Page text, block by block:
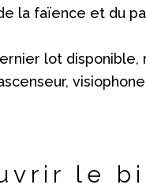
la faïence et du
lot disponible,
le